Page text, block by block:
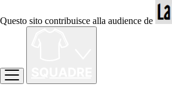
Questo sito contribuisce alla audience de